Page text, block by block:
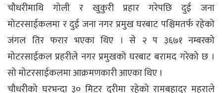
चौधरीमाथि गोली र खुकुरी प्रहार गरेपछि दुई जना
मोटरसाईकलमा र दुई जना नगर प्रमुख घरबाट पश्चिमतर्फ रहेको
जंगल तिर फरार भएका थिए । से २ प ३६७१ नम्बरको
मोटरसाईकल प्रहरीले नगर प्रमुखको घरबाट बरामद गरेको छ ।
सो मोटरसाईकलमा आक्रमणकारी आएका थिए ।
चौधरीको घरभन्दा ३० मिटर दुरीमा रहेको रामबहादुर महराले